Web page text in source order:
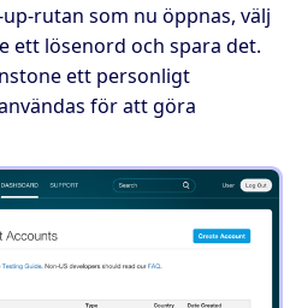
rutan som nu öppnas, välj
ett lösenord och spara det.
ett personligt
för att göra